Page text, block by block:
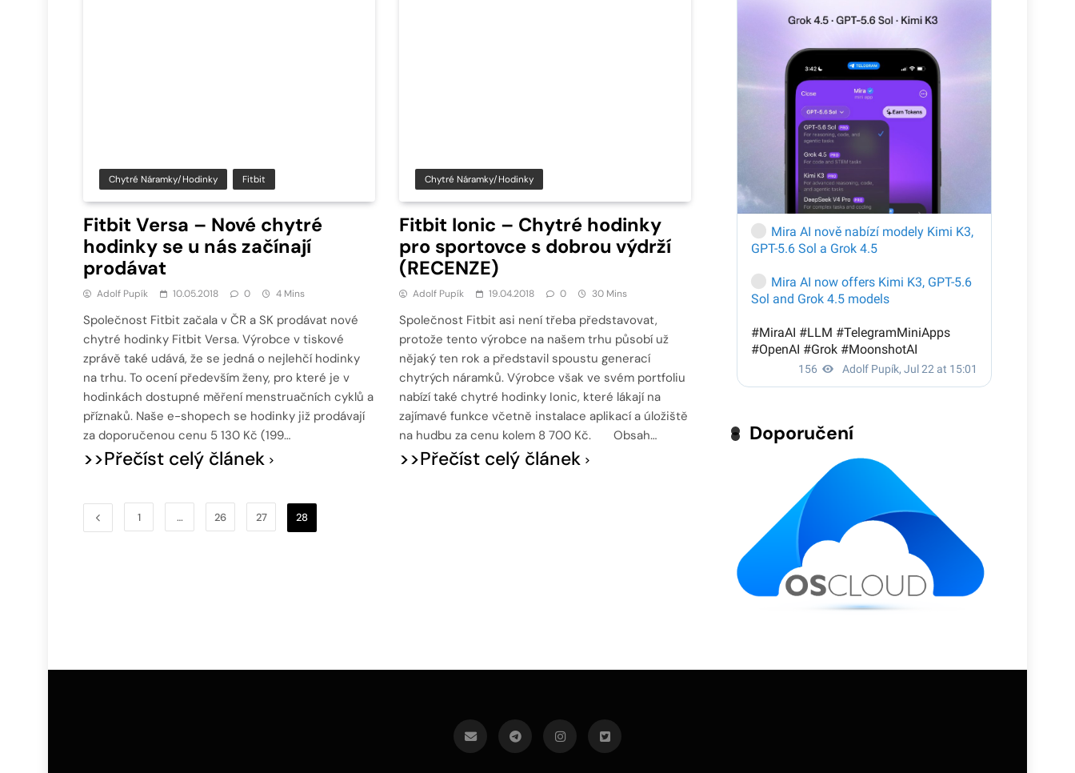
Chytré Náramky/hodinky Fitbit
Fitbit Versa – Nové chytré
hodinky se u nás začínají
prodávat
Adolf Pupík 10.05.2018 0 4 Mins
Společnost Fitbit začala v ČR a SK prodávat nové
chytré hodinky Fitbit Versa. Výrobce v tiskové
zprávě také udává, že se jedná o nejlehčí hodinky
na trhu. To ocení především ženy, pro které je v
hodinkách dostupné měření menstruačních cyklů a
příznaků. Naše e-shopech se hodinky již prodávají
za doporučenou cenu 5 130 Kč (199…
>>Přečíst celý článek
Chytré Náramky/hodinky
Fitbit Ionic – Chytré hodinky
pro sportovce s dobrou výdrží
(RECENZE)
Adolf Pupík 19.04.2018 0 30 Mins
Společnost Fitbit asi není třeba představovat,
protože tento výrobce na našem trhu působí už
nějaký ten rok a představil spoustu generací
chytrých náramků. Výrobce však ve svém portfoliu
nabízí také chytré hodinky Ionic, které lákají na
zajímavé funkce včetně instalace aplikací a úložiště
na hudbu za cenu kolem 8 700 Kč. Obsah…
>>Přečíst celý článek
1 … 26 27 28
Doporučení